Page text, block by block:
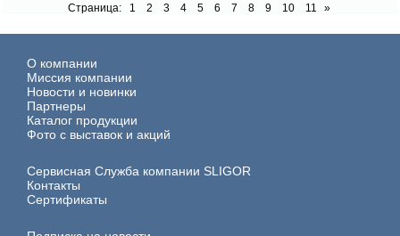
Страница: 1 2 3 4 5 6 7 8 9 10 11 »
О компании
Миссия компании
Новости и новинки
Партнеры
Каталог продукции
Фото с выставок и акций
Сервисная Служба компании SLIGOR
Контакты
Сертификаты